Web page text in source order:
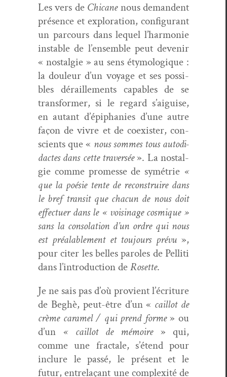
Les vers de Chi­canenous deman­dent
présence et explo­ration, con­fig­u­rant
un par­cours dans lequel l’har­monie
insta­ble de l’ensem­ble peut devenir
« nos­tal­gie » au sens éty­mologique :
la douleur d’un voy­age et ses pos­si­
bles déraille­ments capa­bles de se
trans­former, si le regard s’aigu­ise,
en autant d’épipha­nies d’une autre
façon de vivre et de coex­is­ter, con­
scients que « nous sommes tous auto­di­
dactes dans cette tra­ver­sée». La nos­tal­
gie comme promesse de symétrie «
que la poésie tente de recon­stru­ire dans
le bref tran­sit que cha­cun de nous doit
effectuer dans le « voisi­nage cos­mique »
sans la con­so­la­tion d’un ordre qui nous
est préal­able­ment et tou­jours prévu »,
pour citer les belles paroles de Pel­li­ti
dans l’in­tro­duc­tion deRosette.
Je ne sais pas d’où provient l’écri­t­ure
de Beghè, peut-être d’un « cail­lot de
crème caramel / qui prend forme» ou
d’un « cail­lot de mémoire» qui,
comme une frac­tale, s’é­tend pour
inclure le passé, le présent et le
futur, entre­laçant une com­plex­ité de